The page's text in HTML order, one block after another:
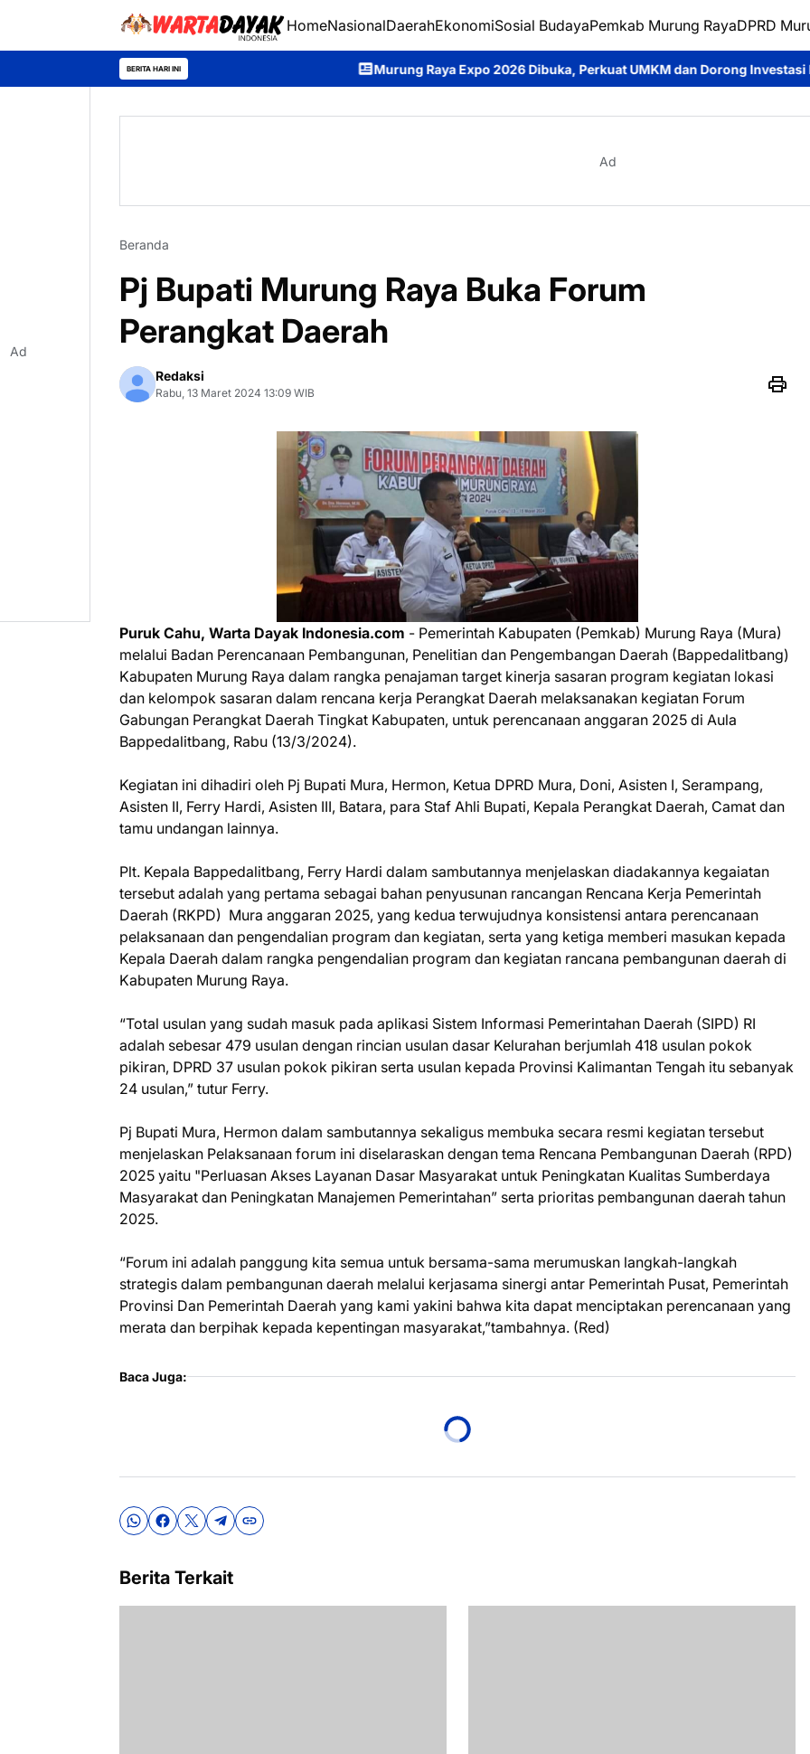
HomeNasionalDaerahEkonomiSosial BudayaPemkab Murung RayaDPRD
BERITA HARI INI Murung Raya Expo 2026 Dibuka, Perkuat UMKM dan Dorong Investasi Daerah Jumat
Ad
Beranda
Pj Bupati Murung Raya Buka Forum
Perangkat Daerah
Redaksi
Rabu, 13 Maret 2024 13:09 WIB
Puruk Cahu, Warta Dayak Indonesia.com - Pemerintah Kabupaten (Pemkab) Murung Raya (Mura)
melalui Badan Perencanaan Pembangunan, Penelitian dan Pengembangan Daerah (Bappedalitbang)
Kabupaten Murung Raya dalam rangka penajaman target kinerja sasaran program kegiatan lokasi
dan kelompok sasaran dalam rencana kerja Perangkat Daerah melaksanakan kegiatan Forum
Gabungan Perangkat Daerah Tingkat Kabupaten, untuk perencanaan anggaran 2025 di Aula
Bappedalitbang, Rabu (13/3/2024).
Kegiatan ini dihadiri oleh Pj Bupati Mura, Hermon, Ketua DPRD Mura, Doni, Asisten I, Serampang,
Asisten II, Ferry Hardi, Asisten III, Batara, para Staf Ahli Bupati, Kepala Perangkat Daerah, Camat dan
tamu undangan lainnya.
Plt. Kepala Bappedalitbang, Ferry Hardi dalam sambutannya menjelaskan diadakannya kegaiatan
tersebut adalah yang pertama sebagai bahan penyusunan rancangan Rencana Kerja Pemerintah
Daerah (RKPD) Mura anggaran 2025, yang kedua terwujudnya konsistensi antara perencanaan
pelaksanaan dan pengendalian program dan kegiatan, serta yang ketiga memberi masukan kepada
Kepala Daerah dalam rangka pengendalian program dan kegiatan rancana pembangunan daerah di
Kabupaten Murung Raya.
“Total usulan yang sudah masuk pada aplikasi Sistem Informasi Pemerintahan Daerah (SIPD) RI
adalah sebesar 479 usulan dengan rincian usulan dasar Kelurahan berjumlah 418 usulan pokok
pikiran, DPRD 37 usulan pokok pikiran serta usulan kepada Provinsi Kalimantan Tengah itu sebanyak
24 usulan,” tutur Ferry.
Pj Bupati Mura, Hermon dalam sambutannya sekaligus membuka secara resmi kegiatan tersebut
menjelaskan Pelaksanaan forum ini diselaraskan dengan tema Rencana Pembangunan Daerah (RPD)
2025 yaitu "Perluasan Akses Layanan Dasar Masyarakat untuk Peningkatan Kualitas Sumberdaya
Masyarakat dan Peningkatan Manajemen Pemerintahan” serta prioritas pembangunan daerah tahun
2025.
“Forum ini adalah panggung kita semua untuk bersama-sama merumuskan langkah-langkah
strategis dalam pembangunan daerah melalui kerjasama sinergi antar Pemerintah Pusat, Pemerintah
Provinsi Dan Pemerintah Daerah yang kami yakini bahwa kita dapat menciptakan perencanaan yang
merata dan berpihak kepada kepentingan masyarakat,”tambahnya. (Red)
Baca Juga:
Berita Terkait
Ad